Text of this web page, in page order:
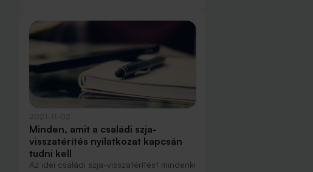
családi adókedvezményre voltak
jogosultak.
Minden, amit a családi szja-
visszatérítés nyilatkozat kapcsán
tudni kell
Az idei családi szja-visszatérítést mindenki